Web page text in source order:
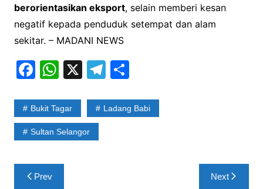
berorientasikan eksport, selain memberi kesan
negatif kepada penduduk setempat dan alam
sekitar. – MADANI NEWS
F
c
e
b
o
o
W
at
s
A
p
X T
e
S
ar
Bukit Tagar Ladang Babi
Sultan Selangor
PostPrev Next